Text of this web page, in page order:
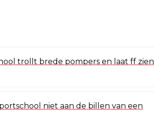
trollt brede pompers en laat ff zien
niet aan de billen van een